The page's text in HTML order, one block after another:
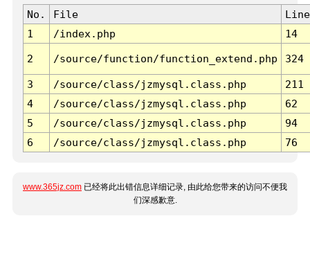
No. File
Line
1
/index.php 14
2 /source/function/function_extend.php 324
3 /source/class/jzmysql.class.php
211
4
/source/class/jzmysql.class.php
62
5
/source/class/jzmysql.class.php
94
6
/source/class/jzmysql.class.php 76
www.365jz.com 已经将此出错信息详细记录, 由此给您带来的访问不便我
们深感歉意.